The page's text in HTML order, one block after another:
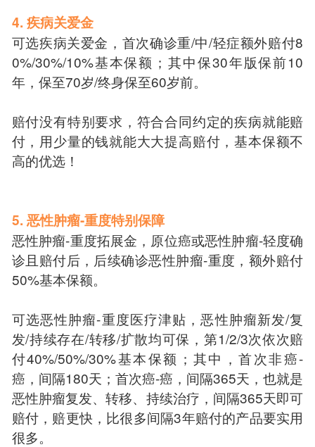
4. 疾病关爱金
可选疾病关爱金，首次确诊重/中/轻症额外赔付8
0%/30%/10%基本保额；其中保30年版保前10
年，保至70岁/终身保至60岁前。
赔付没有特别要求，符合合同约定的疾病就能赔
付，用少量的钱就能大大提高赔付，基本保额不
高的优选！
5. 恶性肿瘤-重度特别保障
恶性肿瘤-重度拓展金，原位癌或恶性肿瘤-轻度确
诊且赔付后，后续确诊恶性肿瘤-重度，额外赔付
50%基本保额。
可选恶性肿瘤-重度医疗津贴，恶性肿瘤新发/复
发/持续存在/转移/扩散均可保，第1/2/3次依次赔
付40%/50%/30%基本保额；其中，首次非癌-
癌，间隔180天；首次癌-癌，间隔365天，也就是
恶性肿瘤复发、转移、持续治疗，间隔365天即可
赔付，赔更快，比很多间隔3年赔付的产品要实用
很多。